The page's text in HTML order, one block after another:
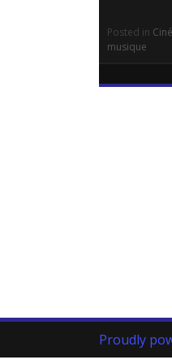
Posted in
musique
Proudly